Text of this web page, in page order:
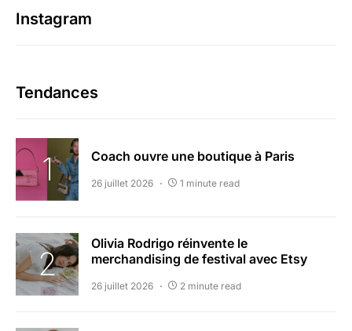
Instagram
Tendances
Coach ouvre une boutique à Paris
26 juillet 2026 1 minute read
Olivia Rodrigo réinvente le
merchandising de festival avec Etsy
26 juillet 2026 2 minute read